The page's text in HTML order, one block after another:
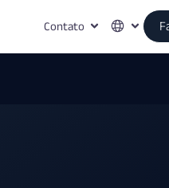
Contato